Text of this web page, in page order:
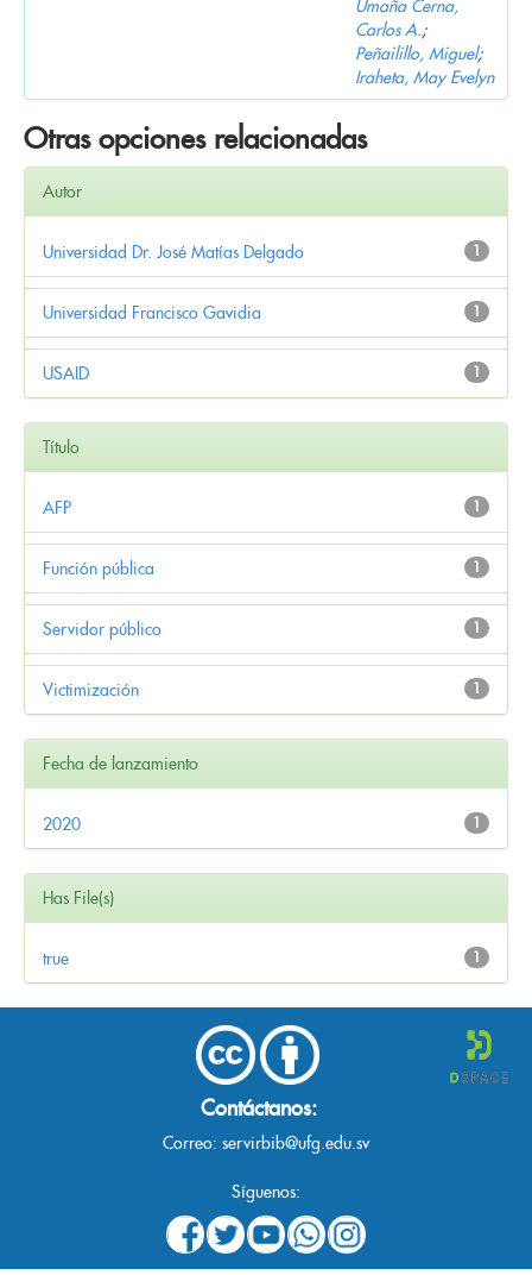
Umaña Cerna,
Carlos A.;
Peñailillo, Miguel;
Iraheta, May Evelyn
Otras opciones relacionadas
Autor
1
Universidad Dr. José Matías Delgado
1
Universidad Francisco Gavidia
1
USAID
Título
1
AFP
1
Función pública
1
Servidor público
1
Victimización
Fecha de lanzamiento
1
2020
Has File(s)
1
true
Contáctanos:
Correo: servirbib@ufg.edu.sv
Síguenos: